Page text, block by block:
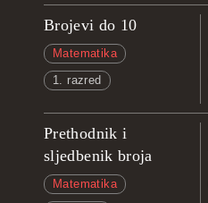
Brojevi do 10
Matematika
1. razred
Prethodnik i
sljedbenik broja
Matematika